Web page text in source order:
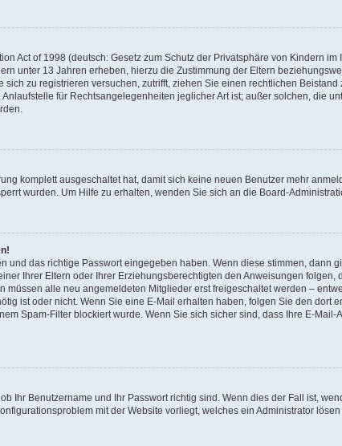
Act of 1998 (deutsch: Gesetz zum Schutz der Privatsphäre von Kindern
unter 13 Jahren erheben, hierzu die Zustimmung der Eltern
zu registrieren versuchen, zutrifft, ziehen Sie einen rechtlichen
für Rechtsangelegenheiten jeglicher Art ist; außer solchen, die
komplett ausgeschaltet hat, damit sich keine neuen Benutzer mehr
wurden. Um Hilfe zu erhalten, wenden Sie sich an die Board-
und das richtige Passwort eingegeben haben. Wenn diese stimmen, dann
Ihrer Eltern oder Ihrer Erziehungsberechtigten den Anweisungen
müssen alle neu angemeldeten Mitglieder erst freigeschaltet werden –
ist oder nicht. Wenn Sie eine E-Mail erhalten haben, folgen Sie den dort
Spam-Filter blockiert wurde. Wenn Sie sich sicher sind, dass Ihre E-
Ihr Benutzername und Ihr Passwort richtig sind. Wenn dies der Fall ist,
mit der Website vorliegt, welches ein Administrator lösen